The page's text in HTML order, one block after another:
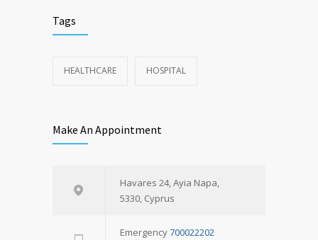
Tags
HEALTHCARE HOSPITAL
Make An Appointment
Havares 24, Ayia Napa,
5330, Cyprus
Emergency700022202